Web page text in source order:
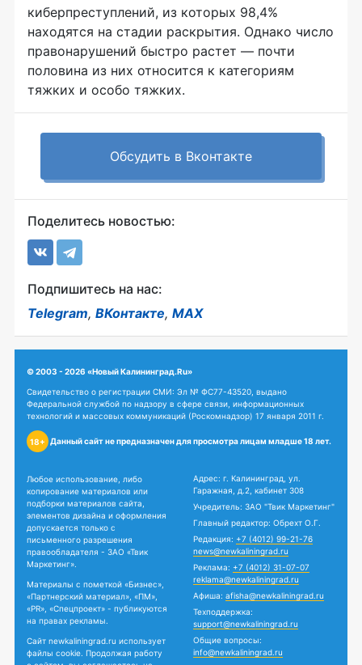
киберпреступлений, из которых 98,4%
находятся на стадии раскрытия. Однако число
правонарушений быстро растет — почти
половина из них относится к категориям
тяжких и особо тяжких.
Обсудить в Вконтакте
Поделитесь новостью:
Подпишитесь на нас:
Telegram, ВКонтакте, MAX
© 2003 - 2026 «Новый Калининград.Ru»
Свидетельство о регистрации СМИ: Эл № ФС77-43520, выдано
Федеральной службой по надзору в сфере связи, информационных
технологий и массовых коммуникаций (Роскомнадзор) 17 января 2011 г.
18+ Данный сайт не предназначен для просмотра лицам младше 18 лет.
Любое использование, либо
копирование материалов или
подборки материалов сайта,
элементов дизайна и оформления
допускается только с
письменного разрешения
правообладателя - ЗАО «Твик
Маркетинг».
Материалы с пометкой «Бизнес»,
«Партнерский материал», «ПМ»,
«PR», «Спецпроект» - публикуются
на правах рекламы.
Сайт newkaliningrad.ru использует
файлы cookie. Продолжая работу
Адрес: г. Калининград, ул.
Гаражная, д.2, кабинет 308
Учредитель: ЗАО "Твик Маркетинг"
Главный редактор: Обрехт О.Г.
Редакция: +7 (4012) 99-21-76
news@newkaliningrad.ru
Реклама: +7 (4012) 31-07-07
reklama@newkaliningrad.ru
Афиша: afisha@newkaliningrad.ru
Техподдержка:
support@newkaliningrad.ru
Общие вопросы:
info@newkaliningrad.ru